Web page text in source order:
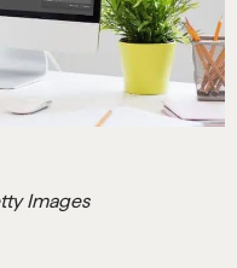
Images